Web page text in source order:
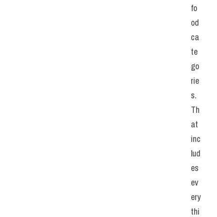
fo
od
ca
te
go
rie
s.
Th
at
inc
lud
es
ev
ery
thi